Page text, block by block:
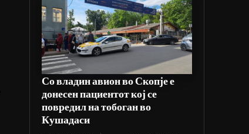
Со владин авион во Скопје е
донесен пациентот кој се
повредил на тобоган во
Кушадаси